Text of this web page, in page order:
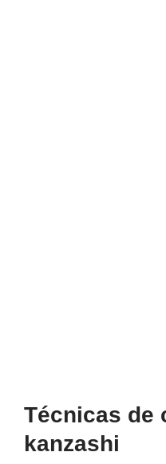
Técnicas de
kanzashi